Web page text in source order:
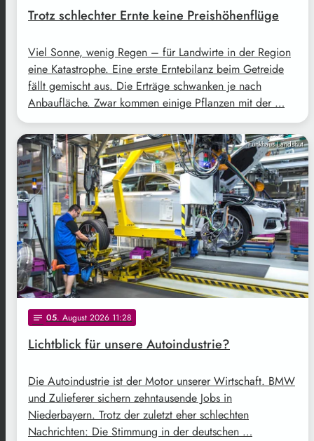
Trotz schlechter Ernte keine Preishöhenflüge
Viel Sonne, wenig Regen – für Landwirte in der Region
eine Katastrophe. Eine erste Erntebilanz beim Getreide
fällt gemischt aus. Die Erträge schwanken je nach
Anbaufläche. Zwar kommen einige Pflanzen mit der …
Funkhaus Landshut
notes 05. August 2026 11:28
Lichtblick für unsere Autoindustrie?
Die Autoindustrie ist der Motor unserer Wirtschaft. BMW
und Zulieferer sichern zehntausende Jobs in
Niederbayern. Trotz der zuletzt eher schlechten
Nachrichten: Die Stimmung in der deutschen …